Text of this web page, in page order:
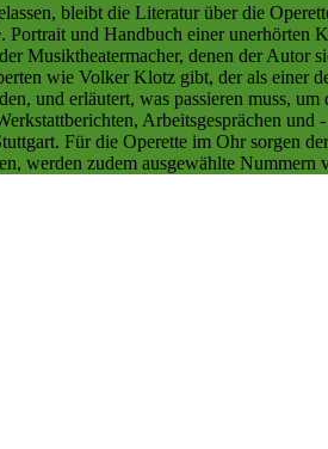
bleibt die Literatur über die
und Handbuch einer unerhörten
Musiktheatermacher, denen der Autor
wie Volker Klotz gibt, der als einer
und erläutert, was passieren muss,
Arbeitsgesprächen und
Für die Operette im Ohr sorgen
werden zudem ausgewählte Nummern